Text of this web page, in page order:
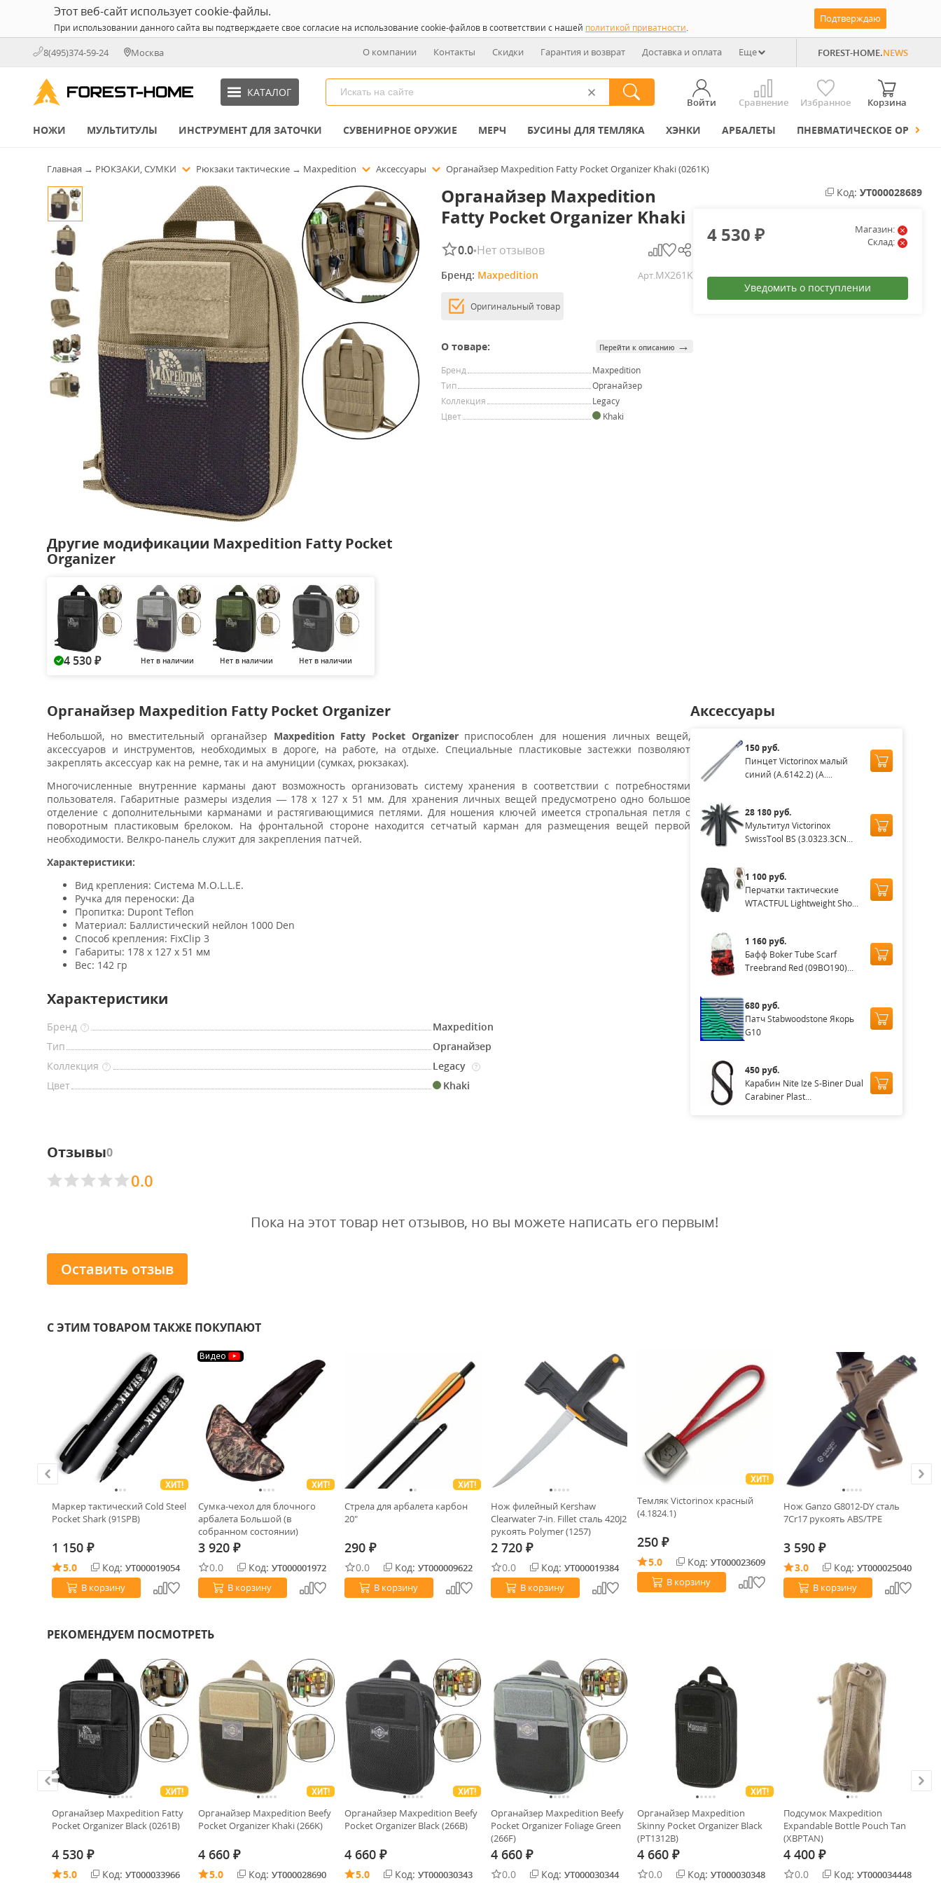
Этот веб-сайт использует cookie-файлы.
При использовании данного сайта вы подтверждаете свое согласие на использование cookie-файлов в соответствии с нашей политикой приватности.
Подтверждаю
8(495)374-59-24 Москва О компании Контакты Скидки Гарантия и возврат Доставка и оплата Еще FOREST-HOME.NEWS
КАТАЛОГ
Войти Сравнение Избранное Корзина
НОЖИ МУЛЬТИТУЛЫ ИНСТРУМЕНТ ДЛЯ ЗАТОЧКИ СУВЕНИРНОЕ ОРУЖИЕ МЕРЧ БУСИНЫ ДЛЯ ТЕМЛЯКА ХЭНКИ АРБАЛЕТЫ ПНЕВМАТИЧЕСКОЕ ОРУЖИЕ
Главная → РЮКЗАКИ, СУМКИ Рюкзаки тактические → Maxpedition Аксессуары Органайзер Maxpedition Fatty Pocket Organizer Khaki (0261K)
Другие модификации Maxpedition Fatty Pocket
Organizer
4 530 ₽ Нет в наличии Нет в наличии Нет в наличии
Органайзер Maxpedition
Fatty Pocket Organizer Khaki
0.0•Нет отзывов
Бренд: Maxpedition Арт.MX261K
Оригинальный товар
О товаре: Перейти к описанию →
Бренд
Maxpedition
Тип
Органайзер
Коллекция
Legacy
Цвет
Khaki
Код: УТ000028689
4 530₽
Магазин:
Склад:
Уведомить о поступлении
Органайзер Maxpedition Fatty Pocket Organizer
Небольшой, но вместительный органайзер Maxpedition Fatty Pocket Organizerприспособлен для ношения личных вещей,
аксессуаров и инструментов, необходимых в дороге, на работе, на отдыхе. Специальные пластиковые застежки позволяют
закреплять аксессуар как на ремне, так и на амуниции (сумках, рюкзаках).
Многочисленные внутренние карманы дают возможность организовать систему хранения в соответствии с потребностями
пользователя. Габаритные размеры изделия — 178 х 127 х 51 мм. Для хранения личных вещей предусмотрено одно большое
отделение с дополнительными карманами и растягивающимися петлями. Для ношения ключей имеется стропальная петля с
поворотным пластиковым брелоком. На фронтальной стороне находится сетчатый карман для размещения вещей первой
необходимости. Велкро-панель служит для закрепления патчей.
Характеристики:
Вид крепления: Система M.O.L.L.E.
Ручка для переноски: Да
Пропитка: Dupont Teflon
Материал: Баллистический нейлон 1000 Den
Способ крепления: FixClip 3
Габариты: 178 х 127 х 51 мм
Вес: 142 гр
Характеристики
Бренд ?
Maxpedition
Тип
Органайзер
Коллекция
? Legacy ?
Цвет Khaki
Аксессуары
150 руб.
Пинцет Victorinox малый
синий (A.6142.2) (A....
28 180 руб.
Мультитул Victorinox
SwissTool BS (3.0323.3CN...
1 100 руб.
Перчатки тактические
WTACTFUL Lightweight Sho...
1 160 руб.
Бафф Boker Tube Scarf
Treebrand Red (09BO190)...
680 руб.
Патч Stabwoodstone Якорь
G10
450 руб.
Карабин Nite Ize S-Biner Dual
Carabiner Plast...
Отзывы0
0.0
Пока на этот товар нет отзывов, но вы можете написать его первым!
Оставить отзыв
С ЭТИМ ТОВАРОМ ТАКЖЕ ПОКУПАЮТ
ХИТ!
Маркер тактический Cold Steel
Pocket Shark (91SPB)
1 150 ₽
5.0 Код: УТ000019054
В корзину
Видео
ХИТ!
Сумка-чехол для блочного
арбалета Большой (в
собранном состоянии)
3 920 ₽
0.0 Код: УТ000001972
В корзину
ХИТ!
Стрела для арбалета карбон
20"
290 ₽
0.0 Код: УТ000009622
В корзину
Нож филейный Kershaw
Clearwater 7-in. Fillet сталь 420J2
рукоять Polymer (1257)
2 720 ₽
0.0 Код: УТ000019384
В корзину
ХИТ!
Темляк Victorinox красный
(4.1824.1)
250 ₽
5.0 Код: УТ000023609
В корзину
Нож Ganzo G8012-DY cталь
7Cr17 рукоять ABS/TPE
3 590 ₽
3.0 Код: УТ000025040
В корзину
РЕКОМЕНДУЕМ ПОСМОТРЕТЬ
ХИТ!
Органайзер Maxpedition Fatty
Pocket Organizer Black (0261B)
4 530 ₽
5.0 Код: УТ000033966
ХИТ!
Органайзер Maxpedition Beefy
Pocket Organizer Khaki (266K)
4 660 ₽
5.0 Код: УТ000028690
ХИТ!
Органайзер Maxpedition Beefy
Pocket Organizer Black (266B)
4 660 ₽
5.0 Код: УТ000030343
Органайзер Maxpedition Beefy
Pocket Organizer Foliage Green
(266F)
4 660 ₽
0.0 Код: УТ000030344
ХИТ!
Органайзер Maxpedition
Skinny Pocket Organizer Black
(PT1312B)
4 660 ₽
0.0 Код: УТ000030348
Подсумок Maxpedition
Expandable Bottle Pouch Tan
(XBPTAN)
4 400 ₽
0.0 Код: УТ000034448